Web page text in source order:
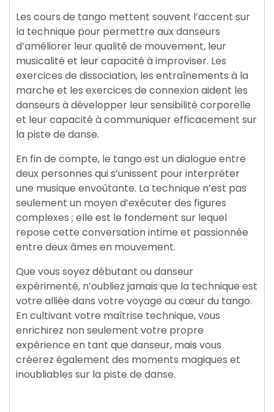
Les cours de tango mettent souvent l’accent sur
la technique pour permettre aux danseurs
d’améliorer leur qualité de mouvement, leur
musicalité et leur capacité à improviser. Les
exercices de dissociation, les entraînements à la
marche et les exercices de connexion aident les
danseurs à développer leur sensibilité corporelle
et leur capacité à communiquer efficacement sur
la piste de danse.
En fin de compte, le tango est un dialogue entre
deux personnes qui s’unissent pour interpréter
une musique envoûtante. La technique n’est pas
seulement un moyen d’exécuter des figures
complexes ; elle est le fondement sur lequel
repose cette conversation intime et passionnée
entre deux âmes en mouvement.
Que vous soyez débutant ou danseur
expérimenté, n’oubliez jamais que la technique est
votre alliée dans votre voyage au cœur du tango.
En cultivant votre maîtrise technique, vous
enrichirez non seulement votre propre
expérience en tant que danseur, mais vous
créerez également des moments magiques et
inoubliables sur la piste de danse.